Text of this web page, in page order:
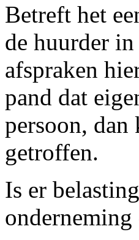
Betreft het
de huurder
afspraken
pand dat
persoon,
getroffen.
Is er